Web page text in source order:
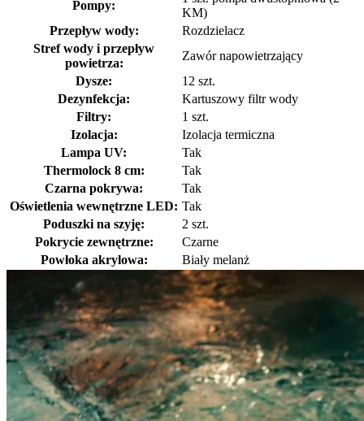
Pompy:
KM)
Przepływ wody:
Rozdzielacz
Stref wody i przepływ
powietrza:
Zawór napowietrzający
Dysze:
12 szt.
Dezynfekcja:
Kartuszowy filtr wody
Filtry:
1 szt.
Izolacja:
Izolacja termiczna
Lampa UV:
Tak
Thermolock 8 cm:
Tak
Czarna pokrywa:
Tak
Oświetlenia wewnętrzne LED: Tak
Poduszki na szyję:
2 szt.
Pokrycie zewnętrzne:
Czarne
Powłoka akrylowa:
Biały melanż